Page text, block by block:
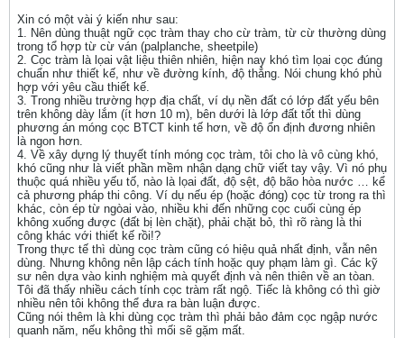
Xin có một vài ý kiến như sau:
1. Nên dùng thuật ngữ cọc tràm thay cho cừ tràm, từ cừ thường dùng
trong tổ hợp từ cừ ván (palplanche, sheetpile)
2. Cọc tràm là lọai vật liệu thiên nhiên, hiện nay khó tìm lọai cọc đúng
chuẩn như thiết kế, như về đường kính, độ thẳng. Nói chung khó phù
hợp với yêu cầu thiết kế.
3. Trong nhiều trường hợp địa chất, ví dụ nền đất có lớp đất yếu bên
trên không dày lắm (ít hơn 10 m), bên dưới là lớp đất tốt thì dùng
phương án móng cọc BTCT kinh tế hơn, về độ ổn định đương nhiên
là ngon hơn.
4. Về xây dựng lý thuyết tính móng cọc tràm, tôi cho là vô cùng khó,
khó cũng như là viết phần mềm nhận dạng chữ viết tay vậy. Vì nó phụ
thuộc quá nhiều yếu tố, nào là lọai đất, độ sệt, độ bão hòa nước … kể
cả phương pháp thi công. Ví dụ nếu ép (hoặc đóng) cọc từ trong ra thì
khác, còn ép từ ngòai vào, nhiều khi đến những cọc cuối cùng ép
không xuống được (đất bị lèn chặt), phải chặt bỏ, thì rõ ràng là thi
công khác với thiết kế rồi!?
Trong thực tế thì dùng cọc tràm cũng có hiệu quả nhất định, vẫn nên
dùng. Nhưng không nên lập cách tính hoặc quy phạm làm gì. Các kỹ
sư nên dựa vào kinh nghiệm mà quyết định và nên thiên về an tòan.
Tôi đã thấy nhiều cách tính cọc tràm rất ngộ. Tiếc là không có thì giờ
nhiều nên tôi không thể đưa ra bàn luận được.
Cũng nói thêm là khi dùng cọc tràm thì phải bảo đảm cọc ngập nước
quanh năm, nếu không thì mối sẽ gặm mất.